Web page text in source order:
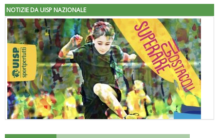
NOTIZIE DA UISP NAZIONALE